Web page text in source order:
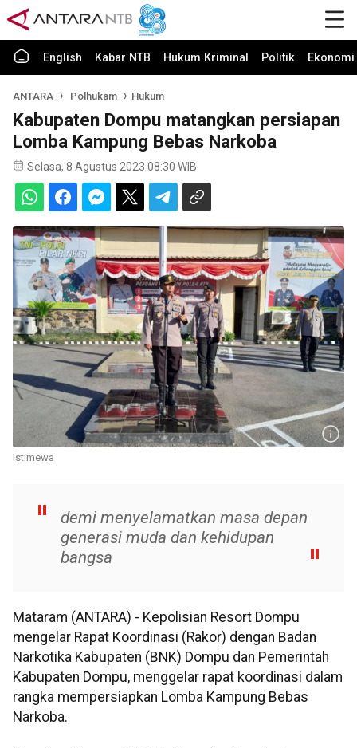
English Kabar NTB Hukum Kriminal Politik
ANTARA Polhukam Hukum
Kabupaten Dompu matangkan persiapan
Lomba Kampung Bebas Narkoba
Selasa, 8 Agustus 2023 08:30 WIB
Istimewa
demi menyelamatkan masa depan
generasi muda dan kehidupan
bangsa
Mataram (ANTARA) - Kepolisian Resort Dompu
mengelar Rapat Koordinasi (Rakor) dengan Badan
Narkotika Kabupaten (BNK) Dompu dan Pemerintah
Kabupaten Dompu, menggelar rapat koordinasi dalam
rangka mempersiapkan Lomba Kampung Bebas
Narkoba.